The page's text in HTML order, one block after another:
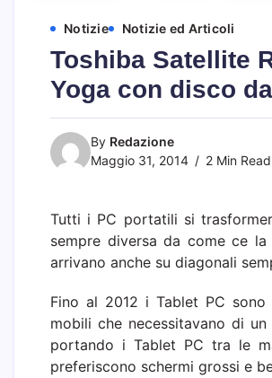
Notizie Notizie ed Articoli
Toshiba Satellite
Yoga con disco
By Redazione
Maggio 31, 2014
2 Min Read
Tutti i PC portatili si
sempre diversa da come ce
arrivano anche su diagonali
Fino al 2012 i Tablet PC
mobili che necessitavano di
portando i Tablet PC tra le
preferiscono schermi grossi e